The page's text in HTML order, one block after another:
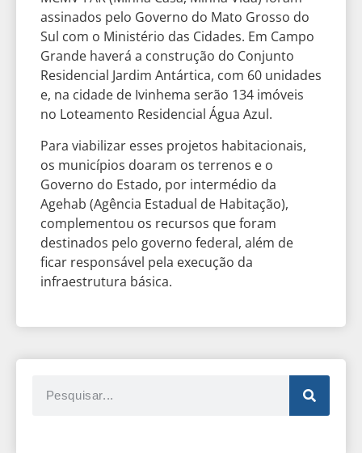
assinados pelo Governo do Mato Grosso do
Sul com o Ministério das Cidades. Em Campo
Grande haverá a construção do Conjunto
Residencial Jardim Antártica, com 60 unidades
e, na cidade de Ivinhema serão 134 imóveis
no Loteamento Residencial Água Azul.
Para viabilizar esses projetos habitacionais,
os municípios doaram os terrenos e o
Governo do Estado, por intermédio da
Agehab (Agência Estadual de Habitação),
complementou os recursos que foram
destinados pelo governo federal, além de
ficar responsável pela execução da
infraestrutura básica.